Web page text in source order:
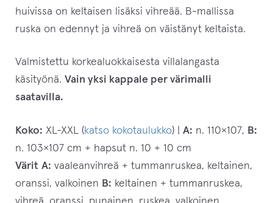
huivissa on keltaisen lisäksi vihreää. B-mallissa
ruska on edennyt ja vihreä on väistänyt keltaista.
Valmistettu korkealuokkaisesta villalangasta
käsityönä.Vain yksi kappale per värimalli
saatavilla.
Koko: XL-XXL (katso kokotaulukko) |A: n. 110×107, B:
n. 103×107 cm + hapsut n. 10 + 10 cm
Värit A: vaaleanvihreä + tummanruskea, keltainen,
oranssi, valkoinen B: keltainen + tummanruskea,